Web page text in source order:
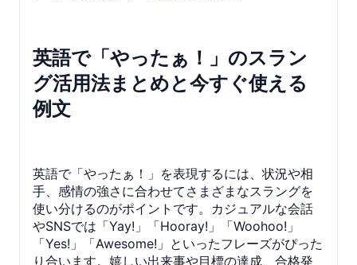
英語で「やったぁ！」のスラン
グ活用法まとめと今すぐ使える
例文
英語で「やったぁ！」を表現するには、状況や相
手、感情の強さに合わせてさまざまなスラングを
使い分けるのがポイントです。カジュアルな会話
やSNSでは「Yay!」「Hooray!」「Woohoo!」
「Yes!」「Awesome!」といったフレーズがぴった
り合います。嬉しい出来事や目標の達成、合格発